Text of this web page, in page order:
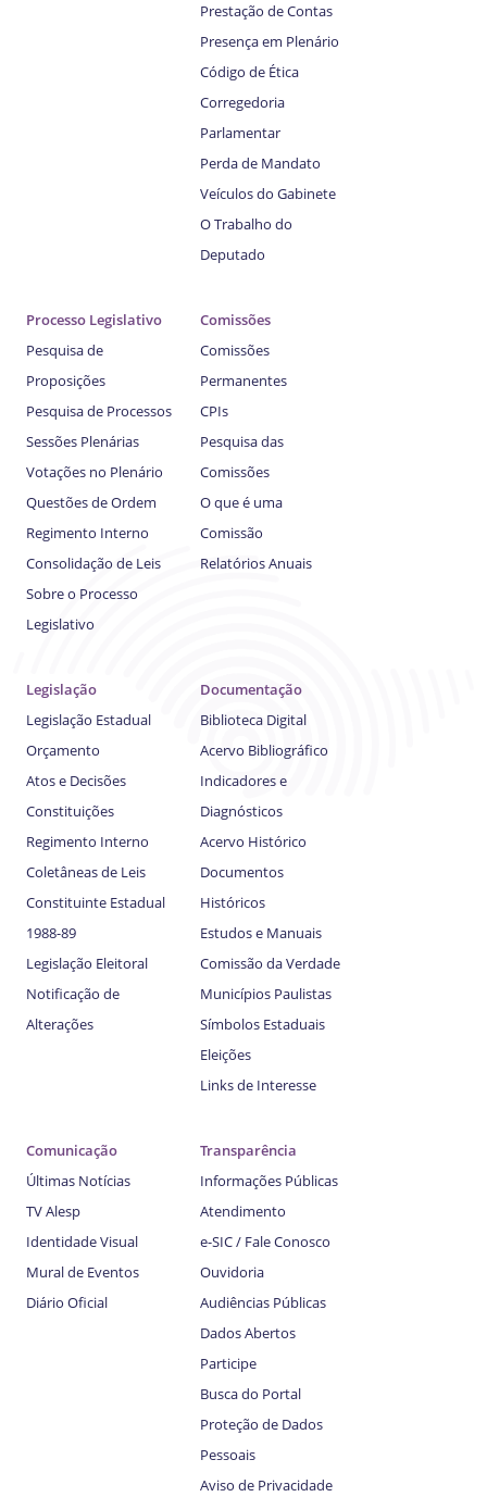
Prestação de Contas
Presença em Plenário
Código de Ética
Corregedoria
Parlamentar
Perda de Mandato
Veículos do Gabinete
O Trabalho do
Deputado
Processo Legislativo
Pesquisa de
Proposições
Pesquisa de Processos
Sessões Plenárias
Votações no Plenário
Questões de Ordem
Regimento Interno
Consolidação de Leis
Sobre o Processo
Legislativo
Comissões
Comissões
Permanentes
CPIs
Pesquisa das
Comissões
O que é uma
Comissão
Relatórios Anuais
Legislação
Legislação Estadual
Orçamento
Atos e Decisões
Constituições
Regimento Interno
Coletâneas de Leis
Constituinte Estadual
1988-89
Legislação Eleitoral
Notificação de
Alterações
Documentação
Biblioteca Digital
Acervo Bibliográfico
Indicadores e
Diagnósticos
Acervo Histórico
Documentos
Históricos
Estudos e Manuais
Comissão da Verdade
Municípios Paulistas
Símbolos Estaduais
Eleições
Links de Interesse
Comunicação
Últimas Notícias
TV Alesp
Identidade Visual
Mural de Eventos
Diário Oficial
Transparência
Informações Públicas
Atendimento
e-SIC / Fale Conosco
Ouvidoria
Audiências Públicas
Dados Abertos
Participe
Busca do Portal
Proteção de Dados
Pessoais
Aviso de Privacidade